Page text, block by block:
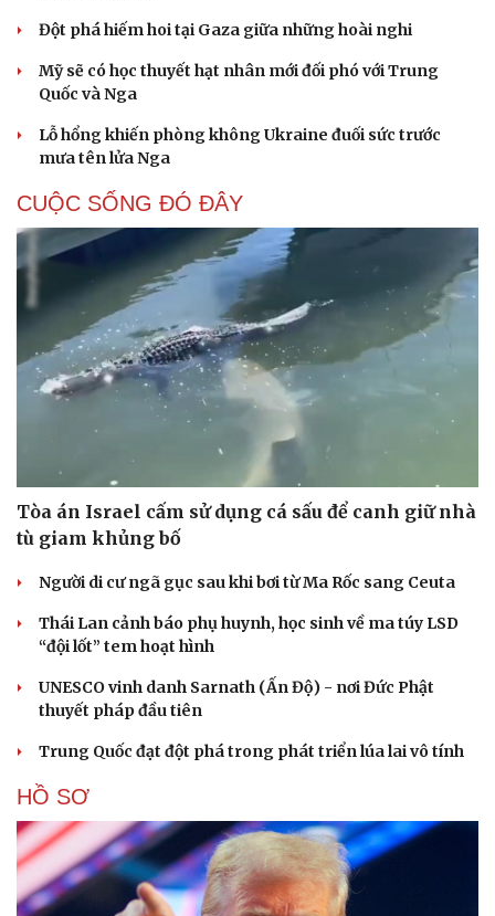
Cải chính
Đột phá hiếm hoi tại Gaza giữa những hoài nghi
Mỹ sẽ có học thuyết hạt nhân mới đối phó với Trung
Quốc và Nga
Lỗ hổng khiến phòng không Ukraine đuối sức trước
mưa tên lửa Nga
CUỘC SỐNG ĐÓ ĐÂY
Tòa án Israel cấm sử dụng cá sấu để canh giữ nhà
tù giam khủng bố
Người di cư ngã gục sau khi bơi từ Ma Rốc sang Ceuta
Thái Lan cảnh báo phụ huynh, học sinh về ma túy LSD
“đội lốt” tem hoạt hình
UNESCO vinh danh Sarnath (Ấn Độ) - nơi Đức Phật
thuyết pháp đầu tiên
Trung Quốc đạt đột phá trong phát triển lúa lai vô tính
HỒ SƠ